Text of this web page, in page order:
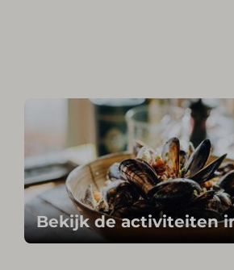
Bekijk de activiteiten